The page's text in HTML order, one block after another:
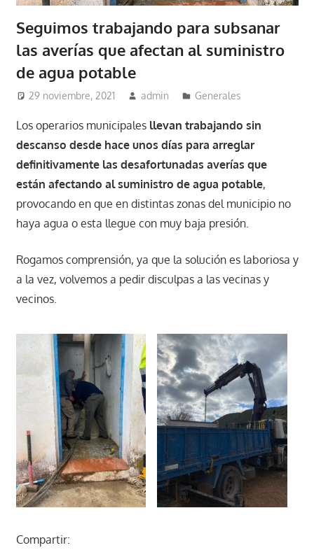
Seguimos trabajando para subsanar
las averías que afectan al suministro
de agua potable
29 noviembre, 2021 admin Generales
Los operarios municipalesllevan trabajando sin
descanso desde hace unos días para arreglar
definitivamente las desafortunadas averías que
están afectando al suministro de agua potable,
provocando en que en distintas zonas del municipio no
haya agua o esta llegue con muy baja presión.
Rogamos comprensión, ya que la solución es laboriosa y
a la vez, volvemos a pedir disculpas a las vecinas y
vecinos.
Compartir: